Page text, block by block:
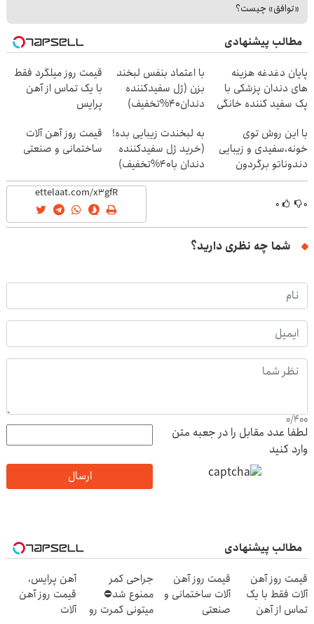
«توافق» چیست؟
مطالب پیشنهادی
پایان دغدغه هزینه
های دندان پزشکی با
پک سفید کننده خانگی
با اعتماد بنفس لبخند
بزن (ژل سفیدکننده
دندان40%تخفیف)
قیمت روز میلگرد فقط
با یک تماس از آهن
پرایس
با این روش توی
خونه،سفیدی و زیبایی
دندوناتو برگردون
(40%off)
به لبخندت زیبایی بده!
(خرید ژل سفیدکننده
دندان با40%تخفیف)
قیمت روز آهن آلات
ساختمانی و صنعتی
۰ ۰
شما چه نظری دارید؟
0/400
لطفا عدد مقابل را در جعبه متن
وارد کنید
ارسال
مطالب پیشنهادی
قیمت روز آهن
آلات فقط با یک
تماس از آهن
قیمت روز آهن
آلات ساختمانی و
صنعتی
جراحی کمر
ممنوع شد⛔
میتونی کمرت رو
آهن پرایس،
قیمت روز آهن
آلات